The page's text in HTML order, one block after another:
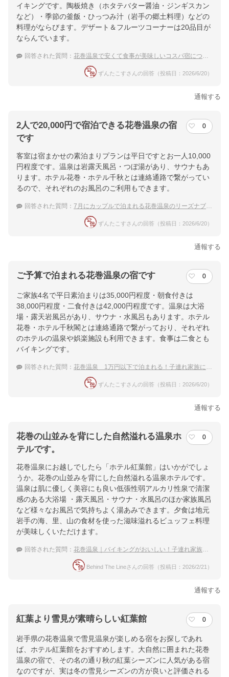
イキングです。陶板焼き（ホタテバター醤油・ジンギスカン
など）・季節の釜飯・ひっつみ汁（岩手の郷土料理）などの
料理がならびます。デザート＆フルーツコーナーは20品目が
ならんでいます。
回答された質問： 花巻温泉で安くて食事が美味しいコスパ宿について
ずんたこすさんの回答（投稿日：2026/6/20）
通報する
2人で20,000円で宿泊できる花巻温泉の宿
です
0
客室は宿まかせの素泊まりプランは平日ですとお一人10,000
円程度です。温泉は岩露天風呂・つぼ湯があり、サウナもあ
ります。ホテル花巻・ホテル千秋とは連絡通路で繋がってい
るので、それぞれのお風呂のご利用もできます。
回答された質問： 7月にカップルで泊まれる花巻温泉のリーズナブルな宿は？
ずんたこすさんの回答（投稿日：2026/6/20）
通報する
ご予算で泊まれる花巻温泉の宿です 0
ご家族4名で平日素泊まりは35,000円程度・朝食付きは
38,000円程度・二食付きは42,000円程度です。温泉は大浴
場・露天岩風呂があり、サウナ・水風呂もあります。ホテル
花巻・ホテル千秋閣とは連絡通路で繋がっており、それぞれ
のホテルの温泉や娯楽施設も利用できます。食事は二食とも
バイキングです。
回答された質問： 花巻温泉 1万円以下で泊まれる！子連れ家族におすすめの温泉宿
ずんたこすさんの回答（投稿日：2026/6/20）
通報する
花巻の山並みを背にした自然溢れる温泉ホ
テルです。
0
花巻温泉にお越しでしたら「ホテル紅葉館」はいかがでしょ
うか。花巻の山並みを背にした自然溢れる温泉ホテルです。
温泉は肌に優しく美容にも良い低張性弱アルカリ性泉で清潔
感のある大浴場 ・露天風呂・サウナ・水風呂のほか家族風呂
など様々なお風呂で気持ちよく湯あみできます。夕食は地元
岩手の海、里、山の食材を使った滋味溢れるビュッフェ料理
が美味しくいただけます。
回答された質問： 花巻温泉｜バイキングがおいしい！子連れ家族におすすめな宿は？
Behind The Lineさんの回答（投稿日：2026/2/21）
通報する
紅葉より雪見が素晴らしい紅葉館 0
岩手県の花巻温泉で雪見温泉が楽しめる宿をお探しであれ
ば、ホテル紅葉館をおすすめします。大自然に囲まれた花巻
温泉の宿で、その名の通り秋の紅葉シーズンに人気がある宿
なのですが、実は冬の雪見シーズンの方が良いと評価される